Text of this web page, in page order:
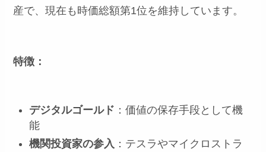
産で、現在も時価総額第1位を維持しています。
特徴：
デジタルゴールド ：価値の保存手段として機
能
機関投資家の参入 ：テスラやマイクロストラ